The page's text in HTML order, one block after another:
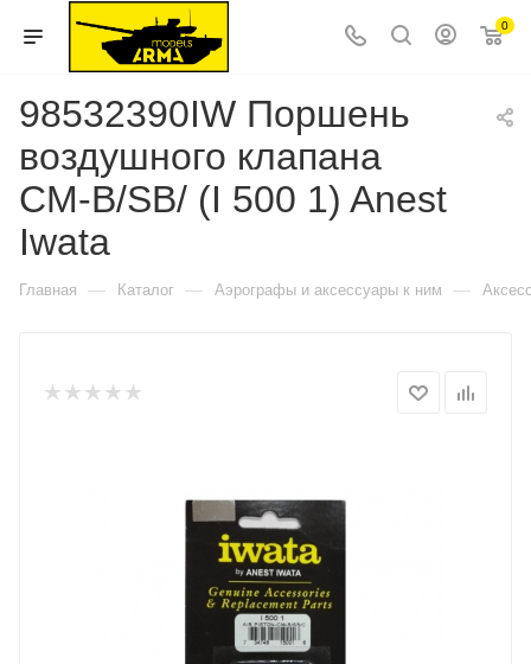
0
98532390IW Поршень
воздушного клапана
CM-B/SB/ (I 500 1) Anest
Iwata
Главная — Каталог — Аэрографы и аксессуары к ним —